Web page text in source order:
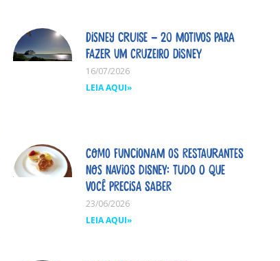
Disney Cruise – 20 motivos para
fazer um cruzeiro Disney
16/07/2026
LEIA AQUI»
Como funcionam os restaurantes
nos navios Disney: tudo o que
você precisa saber
23/06/2026
LEIA AQUI»